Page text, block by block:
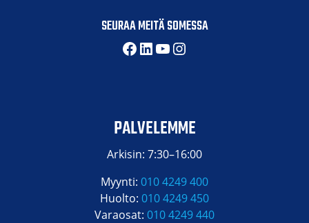
SEURAA MEITÄ SOMESSA
Facebook
LinkedIn
YouTube
Instagram
PALVELEMME
Arkisin: 7:30–16:00
Myynti: 010 4249 400
Huolto: 010 4249 450
Varaosat: 010 4249 440